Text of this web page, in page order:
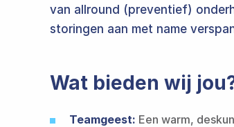
van allround (preventief)
storingen aan met name verspanende machines op locatie bij de klant.​​​​‌
Wat bieden wij
Teamgeest​​​​‌ ‍ ​‍​‍‌‍ ‌ ​‍‌‍‍‌‌‍‌ ‌‍‍‌‌‍ ‍​‍​‍​ ‍‍​‍​‍‌ ​ ‌‍​‌‌‍ ‍‌‍‍‌‌ ‌​‌ ‍‌​‍ ‍‌‍‍‌‌‍ ​‍​‍​‍ ​​‍​‍‌‍‍​‌ ​‍‌‍‌‌‌‍‌‍​‍​‍​ ‍‍​‍​‍​‍ ‌ ​ ‌ ‌​‌ ‌‌‌‍‌​‌‍‍‌‌‍ ​‍ ‌‍‍‌‌‍ ‍‌ ‌​‌‍‌‌‌‍ ‍‌ ‌​​‍ ‌‍‌‌‌‍‌​‌‍‍‌‌ ‌​​‍ ‌‍ ‌‌‍ ‌‍‌​‌‍‌‌​ ‌‌ ​​‌ ​‍‌‍‌‌‌ ​ ‌‍‌‌‌‍ ‍‌ ‌​‌‍​‌‌ ‌​‌‍‍‌‌‍ ‌‍ ‍​ ‍ ‌‍‍‌‌‍‌​​ ‌‌ ‌‍‌‍​‌‌‍​ ‌‍​‌‌ ‌​‌ ‌‌‌ ​‍‌‍‌‌​‍ ‍‌‍‌​​ ​‍​ ​​​ ‍​​ ​‌​ ‍‌​ ​‍​ ​ ​ ‌‍‌‍‌​​ ​‍​ ‌‌​ ‌​‌‍​‍​ ​​​ ​ ​ ‍ ‌ ‌​‌ ‍‌‌ ​​‌‍‌‌​ ‌‌ ‌‍‌‍​‌‌‍​ ‌‍​‌‌ ‌​‌ ‌‌‌ ​‍‌‍‌‌​ ‍ ‌ ​​‌‍​‌‌ ‌​‌‍‍​​ ‌‌‍​‍‌‍‌‌‌‍ ‍‌‍‌‌‌‍‌‍‌‍‍‌‌ ‌​‌ ​ ​‍‌‌​ ‌‌‌​​‍‌‌ ‌‍‍ ‌‍‌‌‌ ‍‌​‍‌‌​ ​ ‌​‌​​‍‌‌​ ​ ‌​‌​​‍‌‌​ ​‍​ ​‍‌‍​‍‌‍‌‌‌‍ ‍​ ​​​ ​‍​ ‌‌​ ​‍​ ​ ‌‍‌‌​ ‌‌‌‍‌‍​ ‍​‌‍‌‌‌‍​‍‌‍‌‌​‍‌‌​ ​‍​ ​‍​‍‌‌​ ‌‌‌​‌​​‍ ‍‌ ‌​‌‍‍‌‌ ‌​‌‍ ​‌‍‌‌​ ‌‍​‍‌‍​‌‌ ​ ‌‍‌‌‌‌‌‌‌ ​‍‌‍ ​​ ‌​‍‌‌​ ​‍‌​‌‍‌ ​ ‌ ‌​‌ ‌‌‌‍‌​‌‍‍‌‌‍ ​‍‌‍‌‍‍‌‌‍‌​​ ‌‌ ‌‍‌‍​‌‌‍​ ‌‍​‌‌ ‌​‌ ‌‌‌ ​‍‌‍‌‌​‍ ‍‌‍‌​​ ​‍​ ​​​ ‍​​ ​‌​ ‍‌​ ​‍​ ​ ​ ‌‍‌‍‌​​ ​‍​ ‌‌​ ‌​‌‍​‍​ ​​​ ​ ​‍‌‍‌ ‌​‌ ‍‌‌ ​​‌‍‌‌​ ‌‌ ‌‍‌‍​‌‌‍​ ‌‍​‌‌ ‌​‌ ‌‌‌ ​‍‌‍‌‌​‍‌‍‌ ​​‌‍​‌‌ ‌​‌‍‍​​ ‌‌‍​‍‌‍‌‌‌‍ ‍‌‍‌‌‌‍‌‍‌‍‍‌‌ ‌​‌ ​ ​‍‌‌​ ‌‌‌​​‍‌‌ ‌‍‍ ‌‍‌‌‌ ‍‌​‍‌‌​ ​ ‌​‌​​‍‌‌​ ​ ‌​‌​​‍‌‌​ ​‍​ ​‍‌‍​‍‌‍‌‌‌‍ ‍​ ​​​ ​‍​ ‌‌​ ​‍​ ​ ‌‍‌‌​ ‌‌‌‍‌‍​ ‍​‌‍‌‌‌‍​‍‌‍‌‌​‍‌‌​ ​‍​ ​‍​‍‌‌​ ‌‌‌​‌​​‍ ‍‌ ‌​‌‍‍‌‌ ‌​‌‍ ​‌‍‌‌​‍‌‍‌ ​​‌‍‌‌‌ ​‍‌ ​ ‌ ​​‌‍‌‌‌‍​ ‌ ‌​‌‍‍‌‌ ‌‍‌‍‌‌​ ‌‌ ​​‌ ‌‌‌‍​‍‌‍ ​‌‍‍‌‌ ​ ‌‍‍​‌‍‌‌‌‍‌​​‍​‍‌ ‌: Een warm, deskundig team met collega's